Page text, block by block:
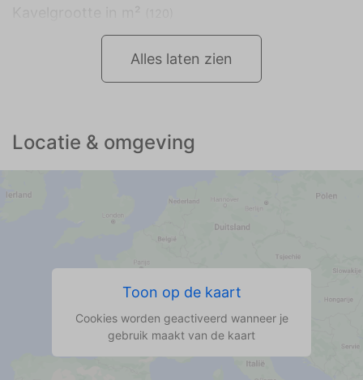
Alles laten zien
Locatie & omgeving
Toon op de kaart
Cookies worden geactiveerd wanneer je
gebruik maakt van de kaart